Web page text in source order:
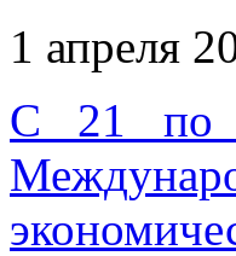
1 апреля
С 21 по